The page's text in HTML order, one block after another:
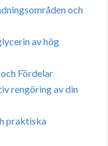
och
av hög
Fördelar
rengöring av din
praktiska